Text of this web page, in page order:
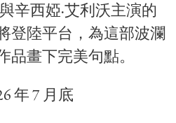
辛西婭·艾利沃主演的
登陸平台，為這部波瀾
畫下完美句點。
年 7 月底